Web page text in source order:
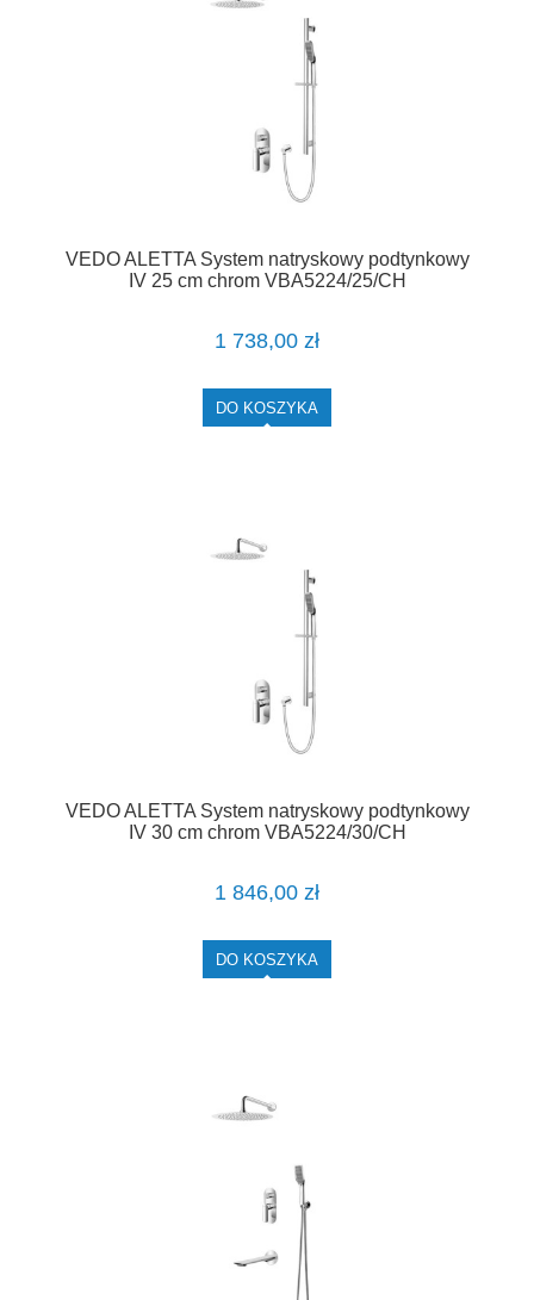
VEDO ALETTA System natryskowy podtynkowy
IV 25 cm chrom VBA5224/25/CH
1 738,00 zł
DO KOSZYKA
VEDO ALETTA System natryskowy podtynkowy
IV 30 cm chrom VBA5224/30/CH
1 846,00 zł
DO KOSZYKA